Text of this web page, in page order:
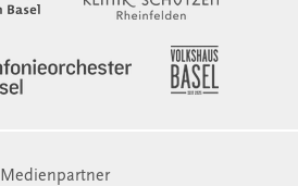
Medienpartner